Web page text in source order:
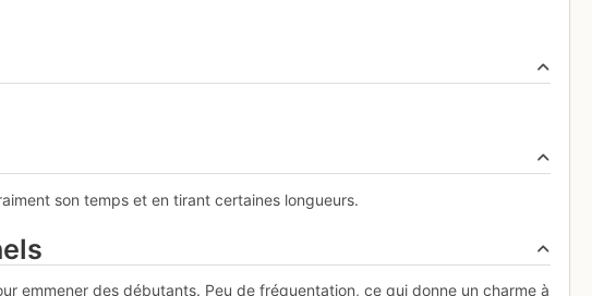
son temps et en tirant certaines longueurs.
emmener des débutants. Peu de fréquentation, ce qui donne un charme à